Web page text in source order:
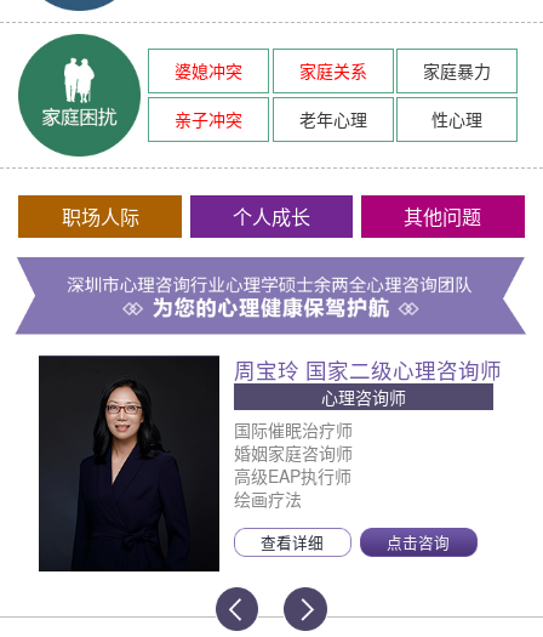
婆媳冲突 家庭关系
家庭暴力
亲子冲突
老年心理 性心理
职场人际 个人成长 其他问题
周宝玲 国家二级心理咨询师
心理咨询师
国际催眠治疗师
婚姻家庭咨询师
高级EAP执行师
绘画疗法
查看详细 点击咨询